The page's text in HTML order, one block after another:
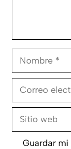
Nombre
Correo
Sitio
Guardar